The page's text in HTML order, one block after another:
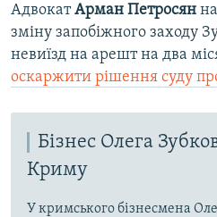
АдвокатАрман Петросян
зміну запобіжного заходу
невиїзд на арешт на два
оскаржити рішення суду
Бізнес Олега
Криму
У кримського бізнесмена